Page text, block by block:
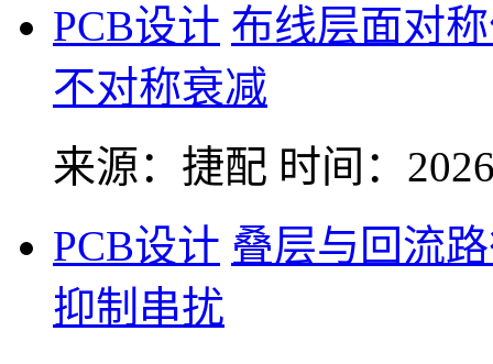
PCB设计 布线层面对
不对称衰减
来源：捷配 时间：
PCB设计 叠层与回流
抑制串扰